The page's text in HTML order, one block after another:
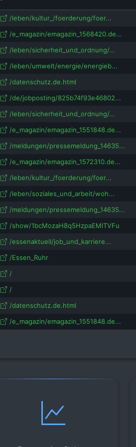
isRefOf
eveeno.com
/leben/kultur_/foerderung/foer...
/e_magazin/emagazin_1568420.de...
/leben/sicherheit_und_ordnung/...
/leben/umwelt/energie/energieb...
/datenschutz.de.html
/de/jobposting/825b74f93e46802...
/leben/sicherheit_und_ordnung/...
/e_magazin/emagazin_1551848.de...
/meldungen/pressemeldung_14635...
/e_magazin/emagazin_1572310.de...
/leben/kultur_/foerderung/foer...
/leben/soziales_und_arbeit/woh...
/meldungen/pressemeldung_14635...
/show/1bcMozaH8q5HzpaEMlTVFu
/essenaktuell/job_und_karriere...
/Essen_Ruhr
/
/
/datenschutz.de.html
/e_magazin/emagazin_1551848.de...